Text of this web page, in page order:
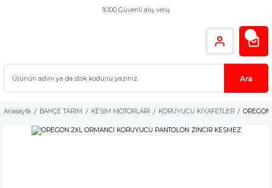
%100 Güvenli alış veriş
Ara
Anasayfa BAHÇE TARIM KESİM MOTORLARI KORUYUCU KIYAFETLER